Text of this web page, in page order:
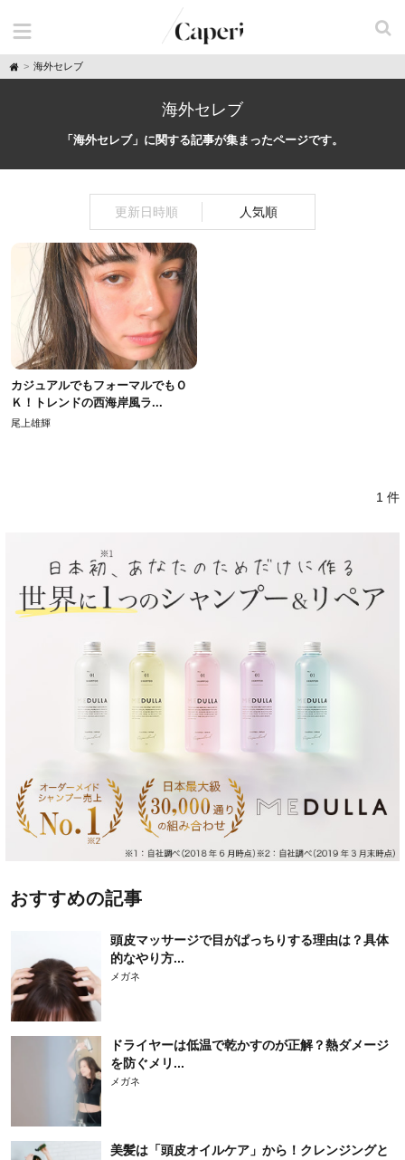
H
o
海外セレブ
海外セレブ
「海外セレブ」に関する記事が集まったページです。
更新日時順 人気順
カジュアルでもフォーマルでもＯ
Ｋ！トレンドの西海岸風ラ...
尾上雄輝
1 件
おすすめの記事
頭皮マッサージで目がぱっちりする理由は？具体
的なやり方...
メガネ
ドライヤーは低温で乾かすのが正解？熱ダメージ
を防ぐメリ...
メガネ
美髪は「頭皮オイルケア」から！クレンジングと